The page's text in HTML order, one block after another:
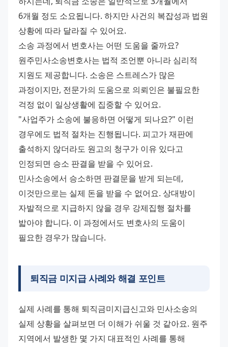
6개월 정도 소요됩니다. 하지만 사건의 복잡성과 법원
상황에 따라 달라질 수 있어요.
소송 과정에서 변호사는 어떤 도움을 줄까요?
원주민사소송변호사는 법적 조언뿐 아니라 심리적
지원도 제공합니다. 소송은 스트레스가 많은
과정이지만, 전문가의 도움으로 의뢰인은 불필요한
걱정 없이 일상생활에 집중할 수 있어요.
"사업주가 소송에 불응하면 어떻게 되나요?" 이런
경우에도 법적 절차는 진행됩니다. 피고가 재판에
출석하지 않더라도 원고의 청구가 이유 있다고
인정되면 승소 판결을 받을 수 있어요.
민사소송에서 승소하면 판결문을 받게 되는데,
이것만으로는 실제 돈을 받을 수 없어요. 상대방이
자발적으로 지급하지 않을 경우 강제집행 절차를
밟아야 합니다. 이 과정에서도 변호사의 도움이
필요한 경우가 많습니다.
퇴직금 미지급 사례와 해결 포인트
실제 사례를 통해 퇴직금미지급신고와 민사소송의
실제 상황을 살펴보면 더 이해가 쉬울 것 같아요. 원주
지역에서 발생한 몇 가지 대표적인 사례를 통해